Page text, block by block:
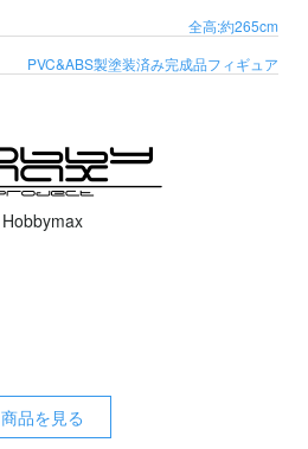
全高:約265cm
PVC&ABS製塗装済み完成品フィギュア
Hobbymax
商品を見る